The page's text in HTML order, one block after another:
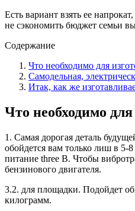
Есть вариант взять ее
не сэкономить бюджет семьи
Содержание
Что необходимо для
Самодельная,
Итак, как же
Что необходимо
1. Самая дорогая деталь
обойдется вам только лиш в 5-
питание three В. Чтобы
бензинового двигателя.
3.2. для площадки. Подойдет
килограмм.